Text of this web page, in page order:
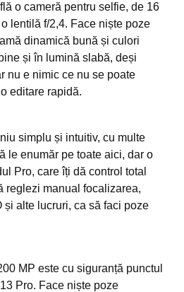
o cameră pentru selfie, de 16
lentilă f/2,4. Face niște poze
dinamică bună și culori
și în lumină slabă, deși
nu e nimic ce nu se poate
editare rapidă.
simplu și intuitiv, cu multe
le enumăr pe toate aici, dar o
Pro, care îți dă control total
reglezi manual focalizarea,
și alte lucruri, ca să faci poze
MP este cu siguranță punctul
Pro. Face niște poze